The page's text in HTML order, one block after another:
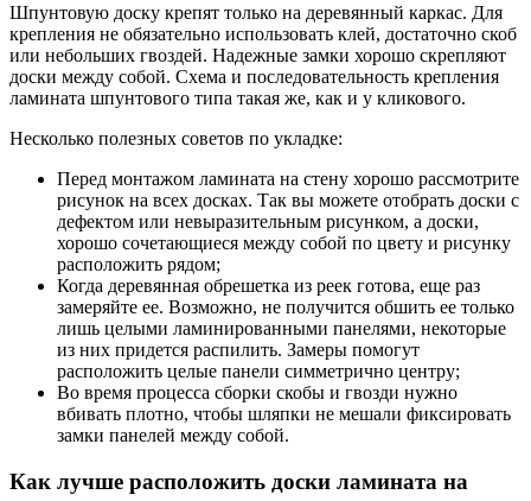
Шпунтовую доску крепят только на деревянный каркас. Для
крепления не обязательно использовать клей, достаточно скоб
или небольших гвоздей. Надежные замки хорошо скрепляют
доски между собой. Схема и последовательность крепления
ламината шпунтового типа такая же, как и у кликового.
Несколько полезных советов по укладке:
Перед монтажом ламината на стену хорошо рассмотрите
рисунок на всех досках. Так вы можете отобрать доски с
дефектом или невыразительным рисунком, а доски,
хорошо сочетающиеся между собой по цвету и рисунку
расположить рядом;
Когда деревянная обрешетка из реек готова, еще раз
замеряйте ее. Возможно, не получится обшить ее только
лишь целыми ламинированными панелями, некоторые
из них придется распилить. Замеры помогут
расположить целые панели симметрично центру;
Во время процесса сборки скобы и гвозди нужно
вбивать плотно, чтобы шляпки не мешали фиксировать
замки панелей между собой.
Как лучше расположить доски ламината на